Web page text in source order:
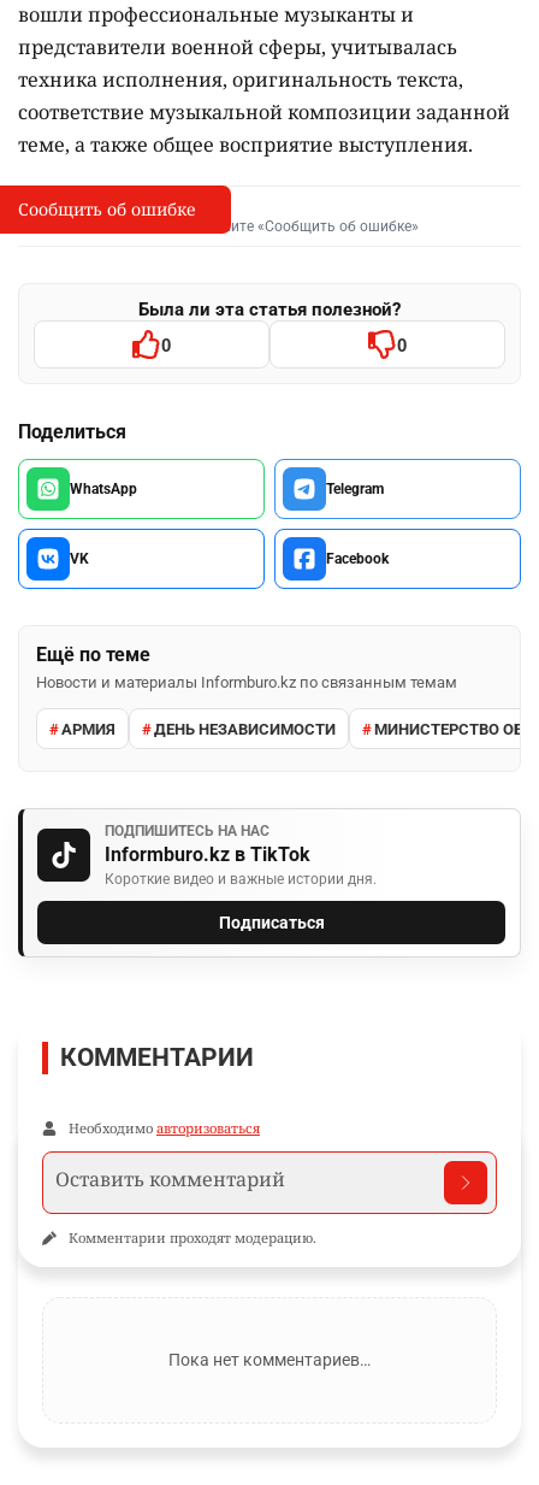
вошли профессиональные музыканты и
представители военной сферы, учитывалась
техника исполнения, оригинальность текста,
соответствие музыкальной композиции заданной
теме, а также общее восприятие выступления.
I
Сообщить об опечатке
Выделите фрагмент и нажмите «Сообщить об ошибке»
Была ли эта статья полезной?
0 0
Поделиться
WhatsApp Telegram
VK Facebook
Ещё по теме
Новости и материалы Informburo.kz по связанным темам
АРМИЯ ДЕНЬ НЕЗАВИСИМОСТИ МИНИСТЕРСТВО
ПОДПИШИТЕСЬ НА НАС
Informburo.kz в TikTok
Короткие видео и важные истории дня.
Подписаться
Сообщить об ошибке
КОММЕНТАРИИ
Необходимо авторизоваться
Комментарии проходят модерацию.
Пока нет комментариев…